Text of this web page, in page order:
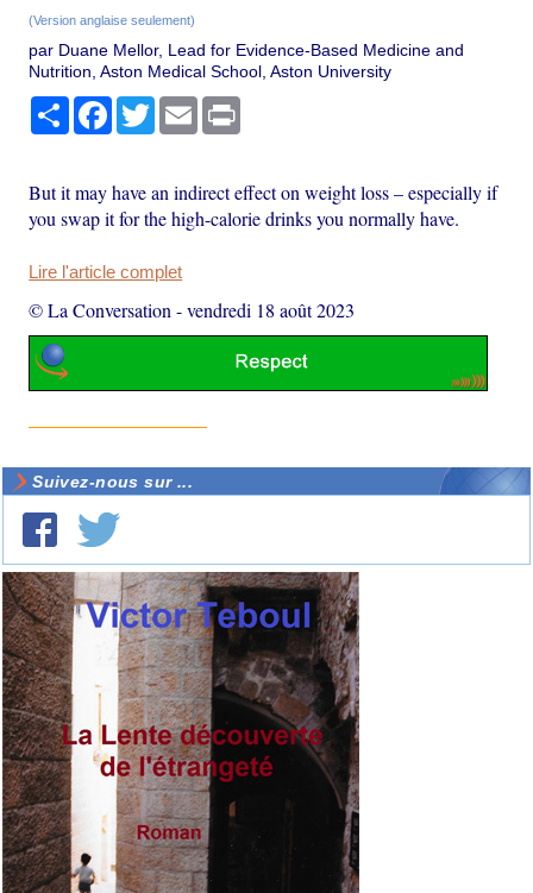
(Version anglaise seulement)
par Duane Mellor, Lead for Evidence-Based Medicine and
Nutrition, Aston Medical School, Aston University
PartagerFacebook
TwitterEmail
But it may have an indirect effect on weight loss – especially if
you swap it for the high-calorie drinks you normally have.
Lire l'article complet
© La Conversation -vendredi 18 août 2023
Suivez-nous sur ...